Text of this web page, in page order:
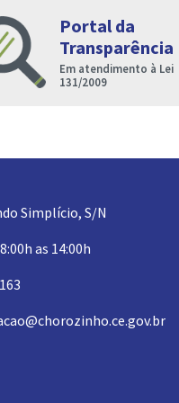
Portal da
Transparência
Em atendimento à Lei
131/2009
Simplício, S/N
as 14:00h